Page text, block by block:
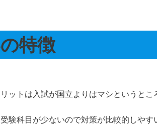
特徴
ットは入試が国立よりはマシというとこ
験科目が少ないので対策が比較的しや